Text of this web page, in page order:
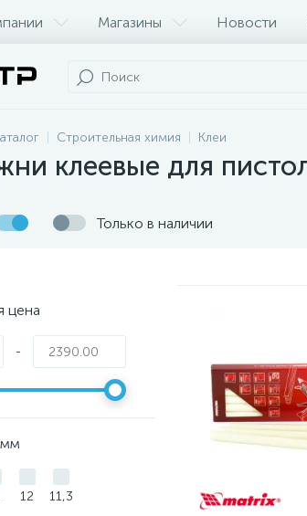
Магазины Новости
Строительная химия Клеи
клеевые для
Только в наличии
цена
-
12 11,3